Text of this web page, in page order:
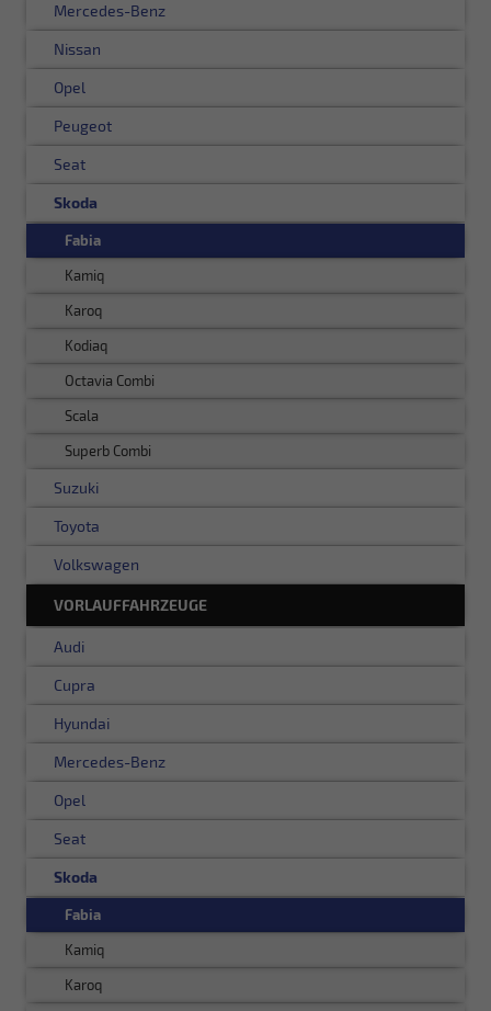
Mercedes-Benz
Nissan
Opel
Peugeot
Seat
Skoda
Fabia
Kamiq
Karoq
Kodiaq
Octavia Combi
Scala
Superb Combi
Suzuki
Toyota
Volkswagen
VORLAUFFAHRZEUGE
Audi
Cupra
Hyundai
Mercedes-Benz
Opel
Seat
Skoda
Fabia
Kamiq
Karoq